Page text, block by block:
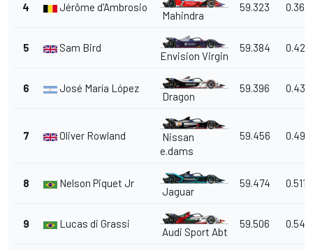
4 Jérôme d'Ambrosio
Mahindra
59.323 0.360
5 Sam Bird
Envision Virgin
59.384 0.421
6 José María López
Dragon
59.396 0.433
7 Oliver Rowland
Nissan
e.dams
59.456 0.493
8 Nelson Piquet Jr
Jaguar
59.474 0.511
9 Lucas di Grassi
Audi Sport Abt
59.506 0.543